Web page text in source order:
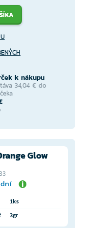
k nákupu
34,04 € do
Glow
1ks
3gr